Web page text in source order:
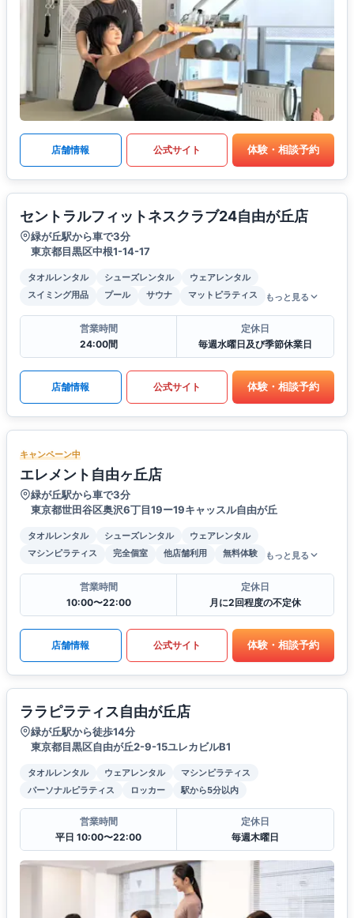
店舗情報 公式サイト 体験・相談予約
セントラルフィットネスクラブ24自由が丘店
緑が丘駅から車で3分
東京都目黒区中根1-14-17
タオルレンタル シューズレンタル
ウェアレンタル
スイミング用品
プール サウナ マットピラティス もっと見る
営業時間
24:00間
定休日
毎週水曜日及び季節休業日
店舗情報 公式サイト 体験・相談予約
キャンペーン中
エレメント自由ヶ丘店
緑が丘駅から車で3分
東京都世田谷区奥沢6丁目19ー19キャッスル自由が丘
タオルレンタル シューズレンタル
ウェアレンタル
マシンピラティス
完全個室 他店舗利用 無料体験 もっと見る
営業時間
10:00〜22:00
定休日
月に2回程度の不定休
店舗情報 公式サイト 体験・相談予約
ララピラティス自由が丘店
緑が丘駅から徒歩14分
東京都目黒区自由が丘2-9-15ユレカビルB1
タオルレンタル ウェアレンタル
マシンピラティス
パーソナルピラティス
ロッカー 駅から5分以内
営業時間
平日 10:00〜22:00
定休日
毎週木曜日